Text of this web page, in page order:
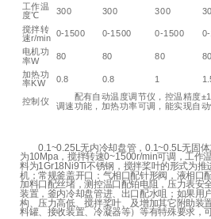
工作温
度℃ 300 300 300
搅拌转
速r/min 0-1500 0-1500 0-1500
电机功
率W 80 80 80 80
加热功
率KW 0.8 0.8 1
控制仪
配有自动温度调节仪，控温精度
调速功能，加热功率可调，能实现自动
0.1~0.25L无内冷却盘管，0.1~0.5L无固体
为10Mpa，搅拌转速0~1500r/min可调，工作
料为1Gr18Ni9Ti不锈钢，搅拌桨叶的形式为推
机；常规釜盖开口：气相口配针形阀，液相口
加料口配丝堵，测控温口配铂电阻，压力表安
装置，釜内冷却盘管进、出口配水咀；如果用
构、压力高低、搅拌桨叶、及增加其它附助装
料罐、接收装置、冷凝器等）等有特殊要求，